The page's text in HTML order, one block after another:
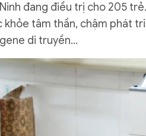
đang điều trị cho 205
khỏe tâm thần, chậm phát
di truyền…